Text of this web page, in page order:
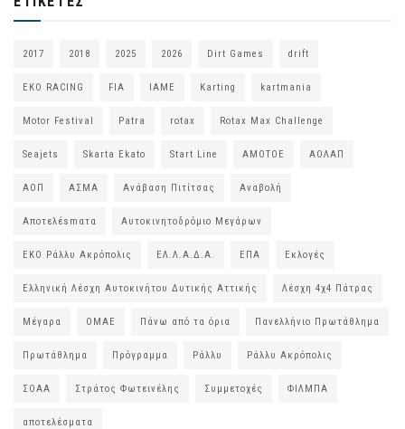
2017 2018 2025 2026 Dirt Games drift
EKO RACING FIA IAME Karting kartmania
Motor Festival Patra rotax Rotax Max Challenge
Seajets Skarta Ekato Start Line ΑΜΟΤΟΕ ΑΟΛΑΠ
ΑΟΠ ΑΣΜΑ Ανάβαση Πιτίτσας Αναβολή
Αποτελέsmατα Αυτοκινητοδρόμιο Μεγάρων
ΕΚΟ Ράλλυ Ακρόπολις ΕΛ.Λ.Α.Δ.Α. ΕΠΑ Εκλογές
Ελληνική Λέσχη Αυτοκινήτου Δυτικής Αττικής Λέσχη 4χ4 Πάτρας
Μέγαρα ΟΜΑΕ Πάνω από τα όρια Πανελλήνιο Πρωτάθλημα
Πρωτάθλημα Πρόγραμμα Ράλλυ Ράλλυ Ακρόπολις
ΣΟΑΑ Στράτος Φωτεινέλης Συμμετοχές ΦΙΛΜΠΑ
αποτελέσματα